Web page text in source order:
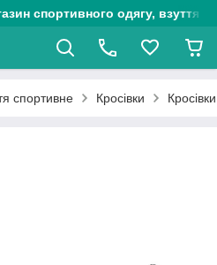
спортивного одягу, взуття
спортивне Кросівки